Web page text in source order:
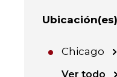
Ubicación(es)
Chicago
Ver todo